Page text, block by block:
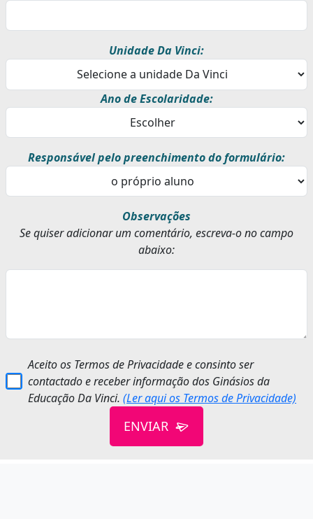
Unidade Da Vinci:
Ano de Escolaridade:
Responsável pelo preenchimento do formulário:
Observações
Se quiser adicionar um comentário, escreva-o no campo
abaixo:
Aceito os Termos de Privacidade e consinto ser
contactado e receber informação dos Ginásios da
Educação Da Vinci.(Ler aqui os Termos de Privacidade)
ENVIAR